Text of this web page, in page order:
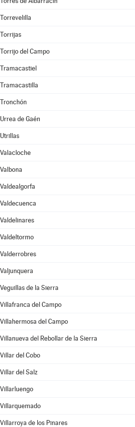
Torrevelilla
Torrijas
Torrijo del Campo
Tramacastiel
Tramacastilla
Tronchón
Urrea de Gaén
Utrillas
Valacloche
Valbona
Valdealgorfa
Valdecuenca
Valdelinares
Valdeltormo
Valderrobres
Valjunquera
Veguillas de la Sierra
Villafranca del Campo
Villahermosa del Campo
Villanueva del Rebollar de la Sierra
Villar del Cobo
Villar del Salz
Villarluengo
Villarquemado
Villarroya de los Pinares